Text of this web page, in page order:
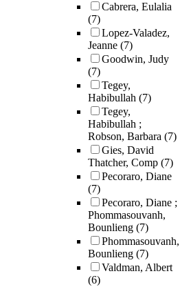
Cabrera, Eulalia
(7)
Lopez-Valadez,
Jeanne (7)
Goodwin, Judy
(7)
Tegey,
Habibullah (7)
Tegey,
Habibullah ;
Robson, Barbara (7)
Gies, David
Thatcher, Comp (7)
Pecoraro, Diane
(7)
Pecoraro, Diane ;
Phommasouvanh,
Bounlieng (7)
Phommasouvanh,
Bounlieng (7)
Valdman, Albert
(6)